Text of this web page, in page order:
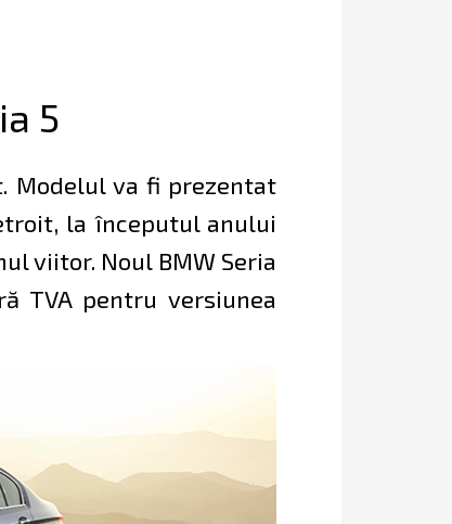
5
Modelul va fi prezentat
la începutul anului
viitor. Noul BMW Seria
TVA pentru versiunea